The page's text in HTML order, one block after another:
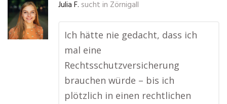
Julia F. sucht in Zörnigall
Ich hätte nie gedacht, dass ich
mal eine
Rechtsschutzversicherung
brauchen würde – bis ich
plötzlich in einen rechtlichen